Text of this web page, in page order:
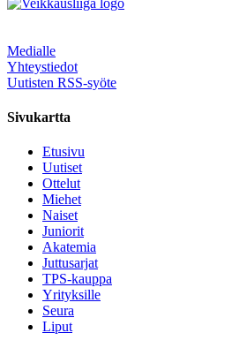
Medialle
Yhteystiedot
Uutisten RSS-syöte
Sivukartta
Etusivu
Uutiset
Ottelut
Miehet
Naiset
Juniorit
Akatemia
Juttusarjat
TPS-kauppa
Yrityksille
Seura
Liput